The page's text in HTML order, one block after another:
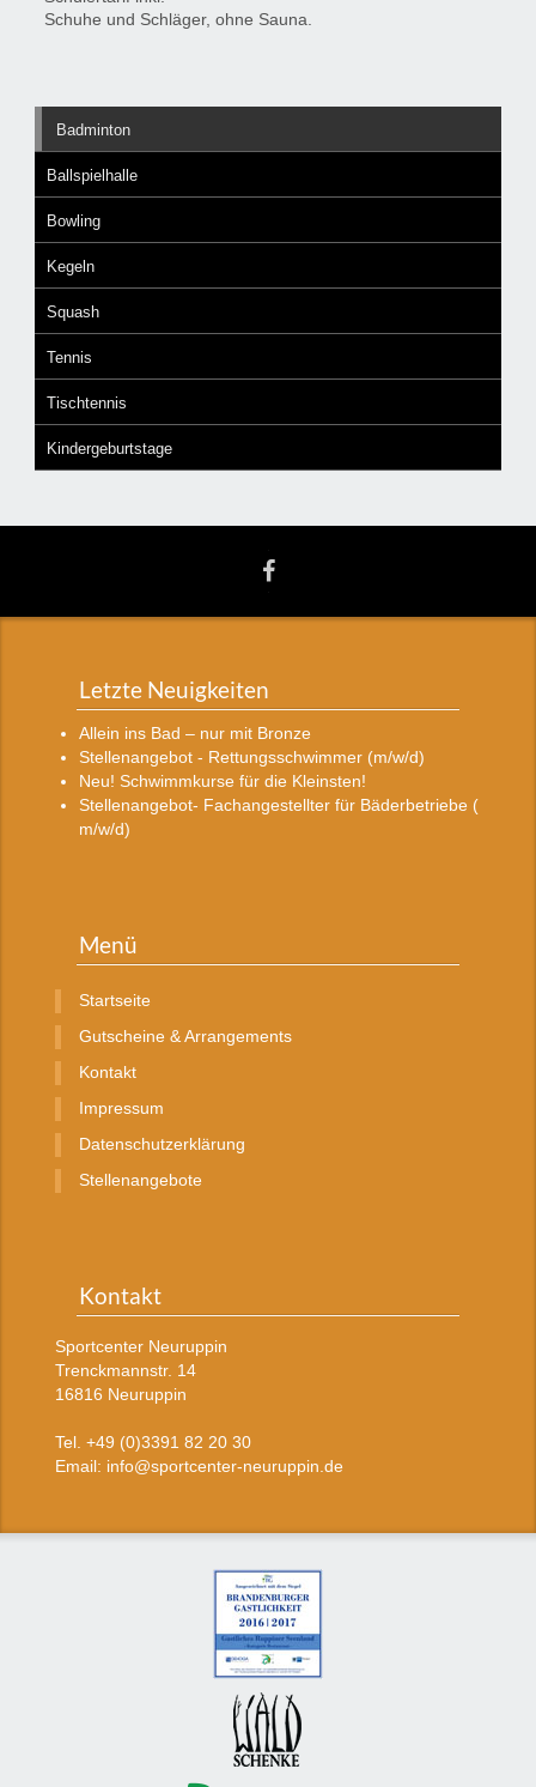
Schuhe und Schläger, ohne Sauna.
Badminton
Ballspielhalle
Bowling
Kegeln
Squash
Tennis
Tischtennis
Kindergeburtstage
Letzte Neuigkeiten
Allein ins Bad – nur mit Bronze
Stellenangebot - Rettungsschwimmer (m/w/d)
Neu! Schwimmkurse für die Kleinsten!
Stellenangebot- Fachangestellter für Bäderbetriebe (
m/w/d)
Menü
Startseite
Gutscheine & Arrangements
Kontakt
Impressum
Datenschutzerklärung
Stellenangebote
Kontakt
Sportcenter Neuruppin
Trenckmannstr. 14
16816 Neuruppin
Tel. +49 (0)3391 82 20 30
Email: info@sportcenter-neuruppin.de